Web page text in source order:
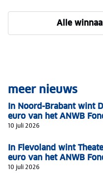
Alle
meer nieuws
In Noord-Brabant wint
euro van het ANWB
10 juli 2026
In Flevoland wint
euro van het ANWB
10 juli 2026